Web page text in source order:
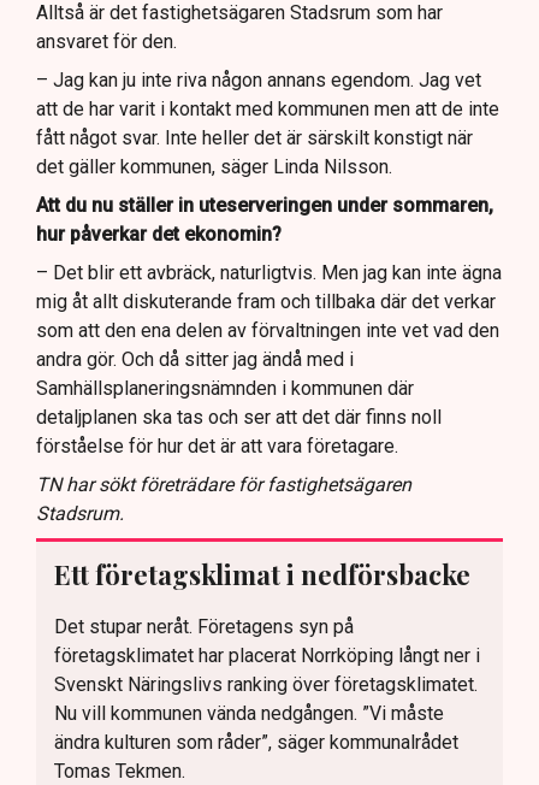
Alltså är det fastighetsägaren Stadsrum som har
ansvaret för den.
– Jag kan ju inte riva någon annans egendom. Jag vet
att de har varit i kontakt med kommunen men att de inte
fått något svar. Inte heller det är särskilt konstigt när
det gäller kommunen, säger Linda Nilsson.
Att du nu ställer in uteserveringen under sommaren,
hur påverkar det ekonomin?
– Det blir ett avbräck, naturligtvis. Men jag kan inte ägna
mig åt allt diskuterande fram och tillbaka där det verkar
som att den ena delen av förvaltningen inte vet vad den
andra gör. Och då sitter jag ändå med i
Samhällsplaneringsnämnden i kommunen där
detaljplanen ska tas och ser att det där finns noll
förståelse för hur det är att vara företagare.
TN har sökt företrädare för fastighetsägaren
Stadsrum.
Ett företagsklimat i nedförsbacke
Det stupar neråt. Företagens syn på
företagsklimatet har placerat Norrköping långt ner i
Svenskt Näringslivs ranking över företagsklimatet.
Nu vill kommunen vända nedgången. ”Vi måste
ändra kulturen som råder”, säger kommunalrådet
Tomas Tekmen.